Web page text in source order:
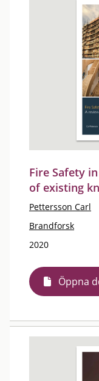
Fire Safety
of existing
Pettersson Carl
Brandforsk
2020
Öppna